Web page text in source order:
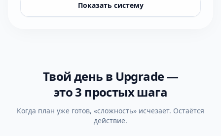
Показать систему
Твой день в Upgrade —
это 3 простых шага
Когда план уже готов, «сложность» исчезает. Остаётся
действие.